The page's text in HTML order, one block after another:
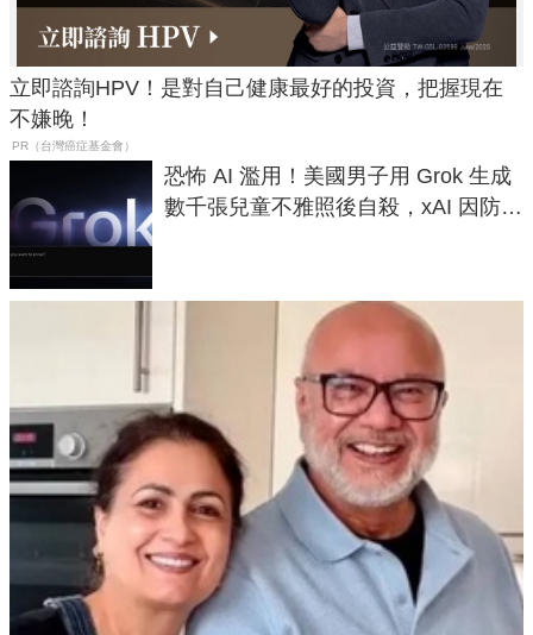
立即諮詢HPV！是對自己健康最好的投資，把握現在
不嫌晚！
PR（台灣癌症基金會）
恐怖 AI 濫用！美國男子用 Grok 生成
數千張兒童不雅照後自殺，xAI 因防護